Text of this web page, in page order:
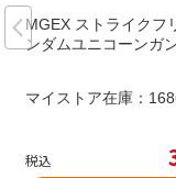
MGEX ストライクフ
ンダムユニコーンガ
マイストア在庫：
税込